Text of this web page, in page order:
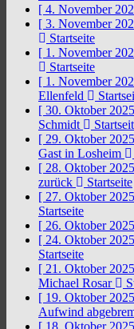
[ 4. November
[ 3. November
Startseite
[ 1. November
Startseite
[ 1. November
Ellenfeld
[ 30. Oktober
Schmidt
[ 29. Oktober
Gast in Losheim
[ 28. Oktober
zurück
Startseite
[ 27. Oktober
Startseite
[ 26. Oktober
[ 24. Oktober
Startseite
[ 21. Oktober
Michael Rosar
[ 19. Oktober
Aufwind
[ 18. Oktober